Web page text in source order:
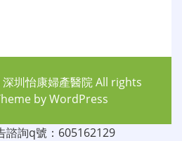
深圳怡康婦產醫院All rights
byWordPress
諮詢q號：605162129